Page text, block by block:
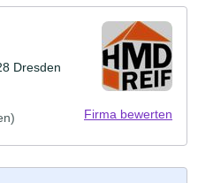
Dresden
Firma bewerten